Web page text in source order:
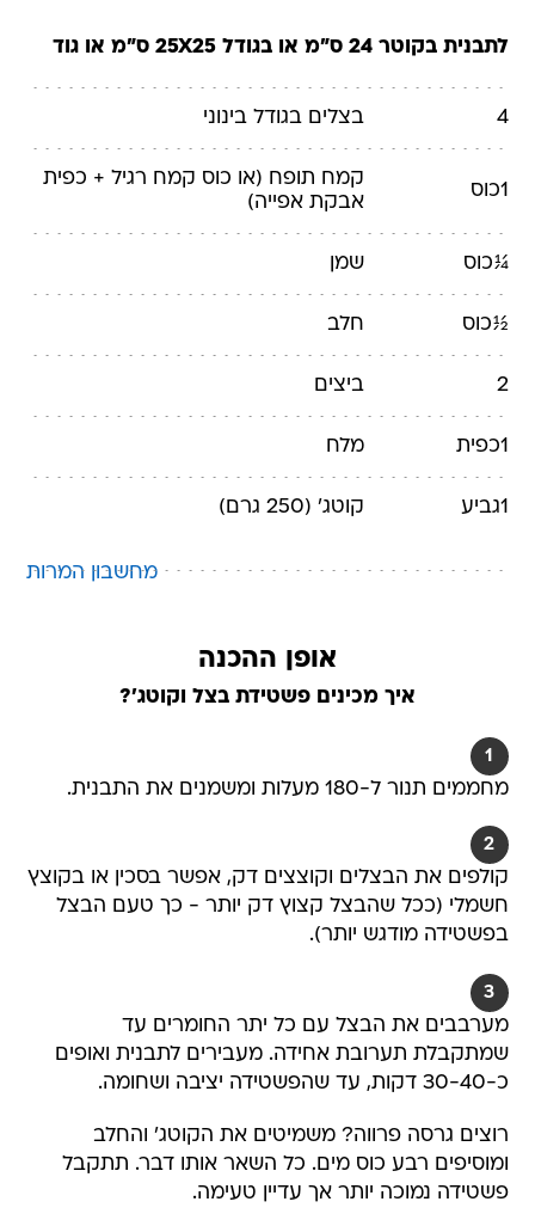
לתבנית בקוטר 24 ס"מ או בגודל 25X25 ס"מ או גוד
4 בצלים בגודל בינוני
1כוס
קמח תופח (או כוס קמח רגיל + כפית
אבקת אפייה)
¼כוס שמן
½כוס חלב
2 ביצים
1כפית מלח
1גביע קוטג' (250 גרם)
מחשבון המרות
אופן ההכנה
איך מכינים פשטידת בצל וקוטג'?
1
מחממים תנור ל-180 מעלות ומשמנים את התבנית.
2
קולפים את הבצלים וקוצצים דק, אפשר בסכין או בקוצץ
חשמלי (ככל שהבצל קצוץ דק יותר - כך טעם הבצל
בפשטידה מודגש יותר).
3
מערבבים את הבצל עם כל יתר החומרים עד
שמתקבלת תערובת אחידה. מעבירים לתבנית ואופים
כ-30-40 דקות, עד שהפשטידה יציבה ושחומה.
רוצים גרסה פרווה? משמיטים את הקוטג' והחלב
ומוסיפים רבע כוס מים. כל השאר אותו דבר. תתקבל
פשטידה נמוכה יותר אך עדיין טעימה.